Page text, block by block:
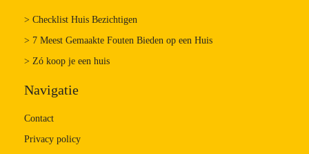
> Checklist Huis Bezichtigen
> 7 Meest Gemaakte Fouten Bieden op een Huis
> Zó koop je een huis
Navigatie
Contact
Privacy policy